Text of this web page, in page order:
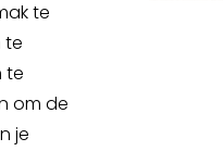
te
te
te
om de
je